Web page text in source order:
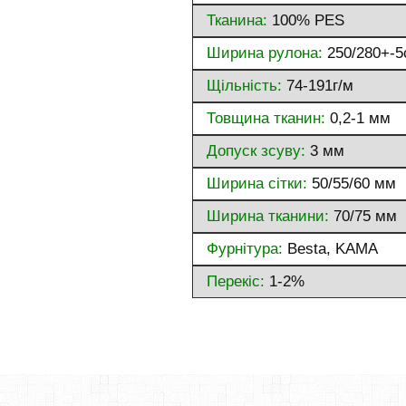
Тканина: 100% PES
Ширина рулона: 250/280+-
Щільність: 74-191г/м
Товщина тканин: 0,2-1 мм
Допуск зсуву: 3 мм
Ширина сітки: 50/55/60 мм
Ширина тканини: 70/75 мм
Фурнітура: Besta, KAMA
Перекіс: 1-2%